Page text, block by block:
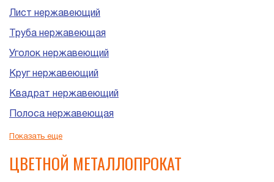
Лист нержавеющий
Труба нержавеющая
Уголок нержавеющий
Круг нержавеющий
Квадрат нержавеющий
Полоса нержавеющая
Шестигранник нержавеющий
Показать еще
ЦВЕТНОЙ МЕТАЛЛОПРОКАТ